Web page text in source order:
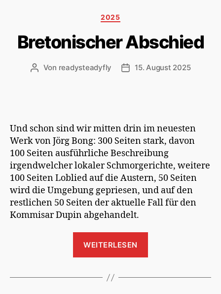
Kategorien
2025
Bretonischer Abschied
Beitragsautor
Von readysteadyfly Veröffentlichungsdatum
15. August 2025
Und schon sind wir mitten drin im neuesten
Werk von Jörg Bong: 300 Seiten stark, davon
100 Seiten ausführliche Beschreibung
irgendwelcher lokaler Schmorgerichte, weitere
100 Seiten Loblied auf die Austern, 50 Seiten
wird die Umgebung gepriesen, und auf den
restlichen 50 Seiten der aktuelle Fall für den
Kommisar Dupin abgehandelt.
WEITERLESEN